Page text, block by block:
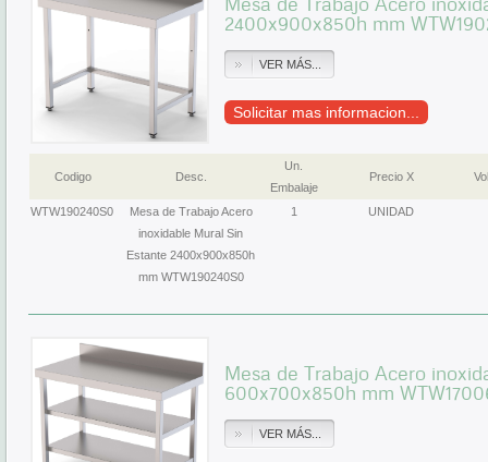
2400x900x850h mm
VER MÁS...
Solicitar mas informacion...
Codigo Desc.
Un.
Embalaje
Precio X
WTW190240S0
Mesa de Trabajo Acero
inoxidable Mural Sin
Estante 2400x900x850h
mm WTW190240S0
1 UNIDAD
Mesa de Trabajo Acero
600x700x850h mm
VER MÁS...